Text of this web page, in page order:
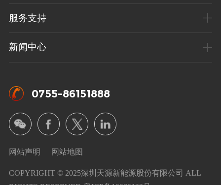
服务支持
新闻中心
0755-86151888
网站声明 网站地图
COPYRIGHT © 2025深圳天源新能源股份有限公司 ALL